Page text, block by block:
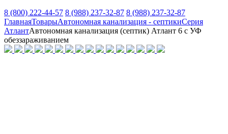
8 (800) 222-44-57 8 (988) 237-32-87 8 (988) 237-32-87
ГлавнаяТоварыАвтономная канализация - септикиСерия
АтлантАвтономная канализация (септик) Атлант 6 с УФ
обеззараживанием